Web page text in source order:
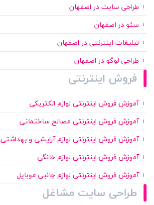
طراحی سایت در اصفهان
سئو در اصفهان
تبلیغات اینترنتی در اصفهان
طراحی لوگو در اصفهان
فروش اینترنتی
آموزش فروش اینترنتی لوازم الکتریکی
آموزش فروش اینترنتی مصالح ساختمانی
آموزش فروش اینترنتی لوازم آرایشی و بهداشتی
آموزش فروش اینترنتی لوازم خانگی
آموزش فروش اینترنتی لوازم جانبی موبایل
طراحی سایت مشاغل